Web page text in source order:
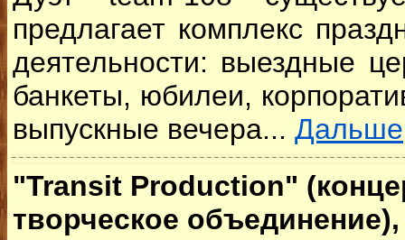
предлагает комплекс
деятельности: выездные
банкеты, юбилеи,
выпускные вечера... Дальше
"Transit Production"
творческое